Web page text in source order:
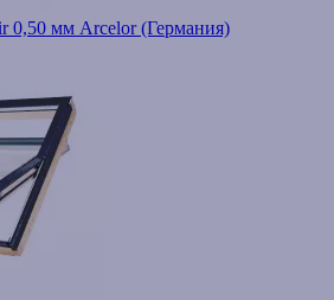
0,50 мм Arcelor (Германия)